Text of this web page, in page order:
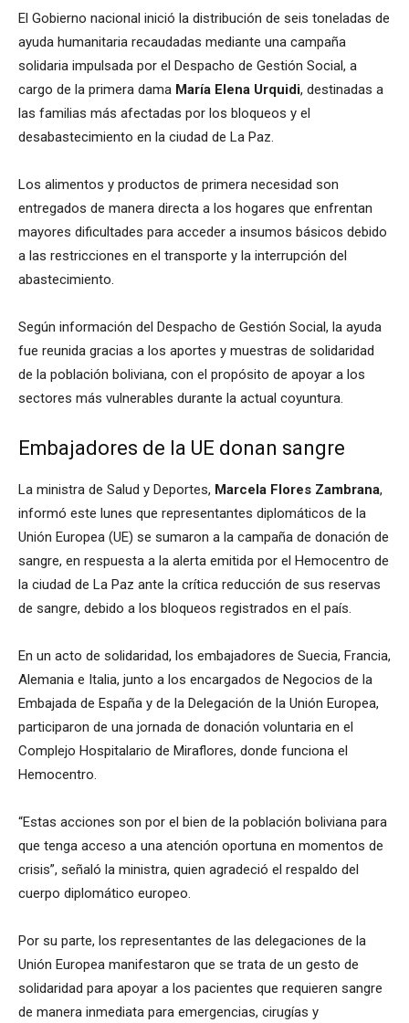
El Gobierno nacional inició la distribución de seis toneladas de
ayuda humanitaria recaudadas mediante una campaña
solidaria impulsada por el Despacho de Gestión Social, a
cargo de la primera dama María Elena Urquidi, destinadas a
las familias más afectadas por los bloqueos y el
desabastecimiento en la ciudad de La Paz.
Los alimentos y productos de primera necesidad son
entregados de manera directa a los hogares que enfrentan
mayores dificultades para acceder a insumos básicos debido
a las restricciones en el transporte y la interrupción del
abastecimiento.
Según información del Despacho de Gestión Social, la ayuda
fue reunida gracias a los aportes y muestras de solidaridad
de la población boliviana, con el propósito de apoyar a los
sectores más vulnerables durante la actual coyuntura.
Embajadores de la UE donan sangre
La ministra de Salud y Deportes, Marcela Flores Zambrana,
informó este lunes que representantes diplomáticos de la
Unión Europea (UE) se sumaron a la campaña de donación de
sangre, en respuesta a la alerta emitida por el Hemocentro de
la ciudad de La Paz ante la crítica reducción de sus reservas
de sangre, debido a los bloqueos registrados en el país.
En un acto de solidaridad, los embajadores de Suecia, Francia,
Alemania e Italia, junto a los encargados de Negocios de la
Embajada de España y de la Delegación de la Unión Europea,
participaron de una jornada de donación voluntaria en el
Complejo Hospitalario de Miraflores, donde funciona el
Hemocentro.
“Estas acciones son por el bien de la población boliviana para
que tenga acceso a una atención oportuna en momentos de
crisis”, señaló la ministra, quien agradeció el respaldo del
cuerpo diplomático europeo.
Por su parte, los representantes de las delegaciones de la
Unión Europea manifestaron que se trata de un gesto de
solidaridad para apoyar a los pacientes que requieren sangre
de manera inmediata para emergencias, cirugías y